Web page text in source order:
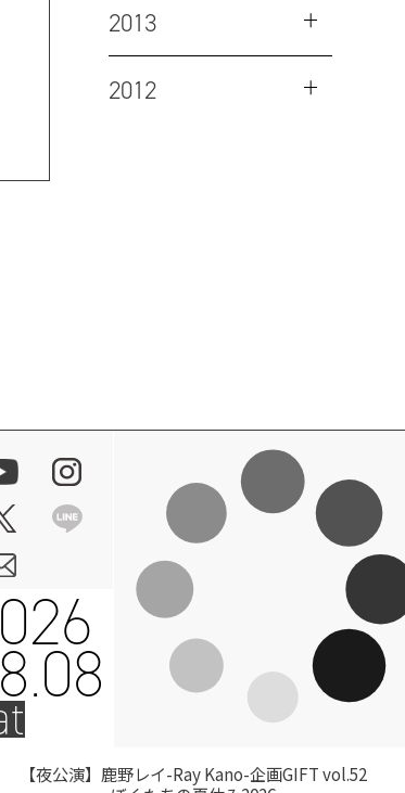
2013
2012
【夜公演】鹿野レイ-Ray Kano-企画GIFT vol.52